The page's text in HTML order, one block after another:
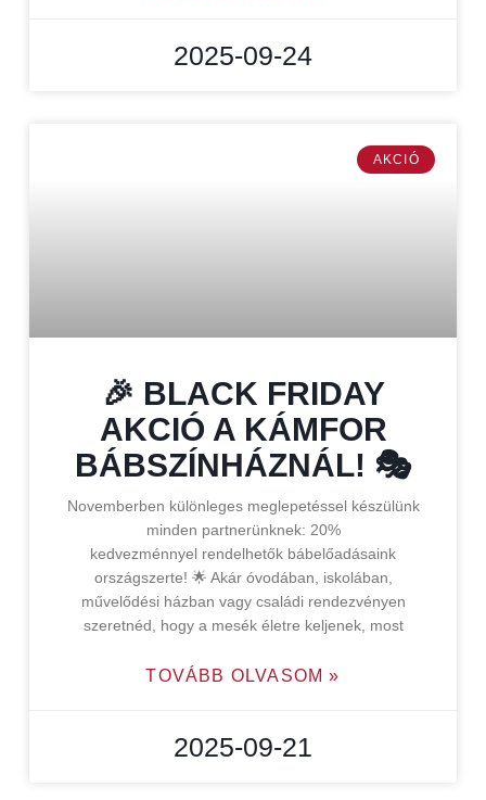
2025-09-24
AKCIÓ
🎉 BLACK FRIDAY
AKCIÓ A KÁMFOR
BÁBSZÍNHÁZNÁL! 🎭
Novemberben különleges meglepetéssel készülünk
minden partnerünknek: 20%
kedvezménnyel rendelhetők bábelőadásaink
országszerte! 🌟 Akár óvodában, iskolában,
művelődési házban vagy családi rendezvényen
szeretnéd, hogy a mesék életre keljenek, most
TOVÁBB OLVASOM »
2025-09-21